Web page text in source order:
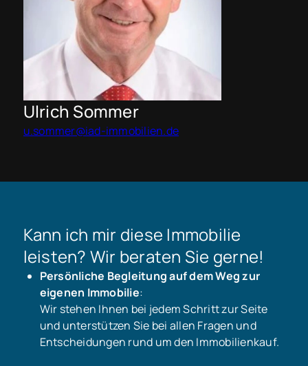
Ulrich Sommer
u.sommer@iad-immobilien.de
Kann ich mir diese Immobilie
leisten? Wir beraten Sie gerne!
Persönliche Begleitung auf dem Weg zur
eigenen Immobilie:
Wir stehen Ihnen bei jedem Schritt zur Seite
und unterstützen Sie bei allen Fragen und
Entscheidungen rund um den Immobilienkauf.